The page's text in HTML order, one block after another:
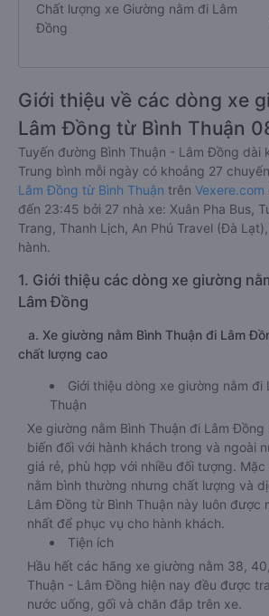
Chất lượng xe Giường nằm đi Lâm
Đồng
Giới thiệu về các dòng xe
Lâm Đồng từ Bình Thuận
Tuyến đường Bình Thuận - Lâm Đồng dài
Trung bình mỗi ngày có khoảng 27 chuyến
Lâm Đồng từ Bình Thuận trên Vexere.com
đến 23:45 bởi 27 nhà xe: Xuân Pha Bus,
Trang, Thanh Lịch, An Phú Travel (Đà
hành.
1. Giới thiệu các dòng xe giường
Lâm Đồng
a. Xe giường nằm Bình Thuận đi Lâm
chất lượng cao
Giới thiệu dòng xe giường nằm đi
Thuận
Xe giường nằm Bình Thuận đi Lâm
biến đối với hành khách trong và ngoài
giá rẻ, phù hợp với nhiều đối tượng.
nằm bình thường nhưng chất lượng và
Lâm Đồng từ Bình Thuận này luôn được
nhất để phục vụ cho hành khách.
Tiện ích
Hầu hết các hãng xe giường nằm 38,
Thuận - Lâm Đồng hiện nay đều được
nước uống, gối và chăn đắp trên xe.